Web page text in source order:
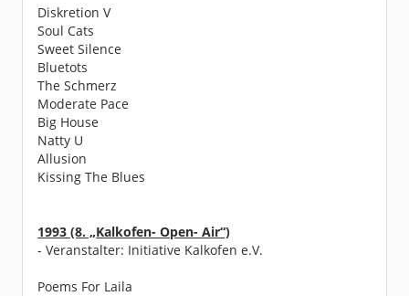
Diskretion V
Soul Cats
Sweet Silence
Bluetots
The Schmerz
Moderate Pace
Big House
Natty U
Allusion
Kissing The Blues
1993 (8. „Kalkofen- Open- Air“)
- Veranstalter: Initiative Kalkofen e.V.
Poems For Laila